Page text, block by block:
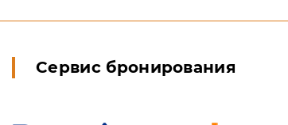
Сервис бронирования